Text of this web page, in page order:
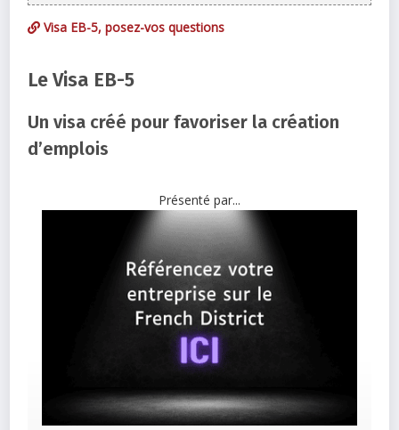
Visa EB-5, posez-vos questions
Le Visa EB-5
Un visa créé pour favoriser la création
d’emplois
Présenté par...